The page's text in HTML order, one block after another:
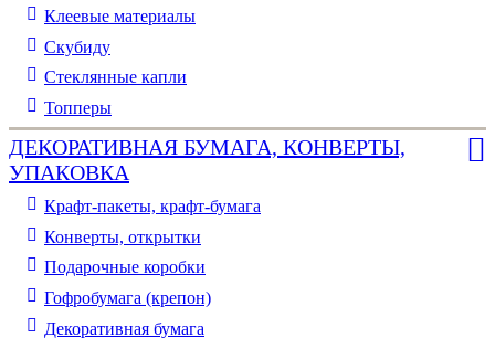
Клеевые материалы
Скубиду
Стеклянные капли
Топперы
ДЕКОРАТИВНАЯ БУМАГА, КОНВЕРТЫ,
УПАКОВКА
Крафт-пакеты, крафт-бумага
Конверты, открытки
Подарочные коробки
Гофробумага (крепон)
Декоративная бумага